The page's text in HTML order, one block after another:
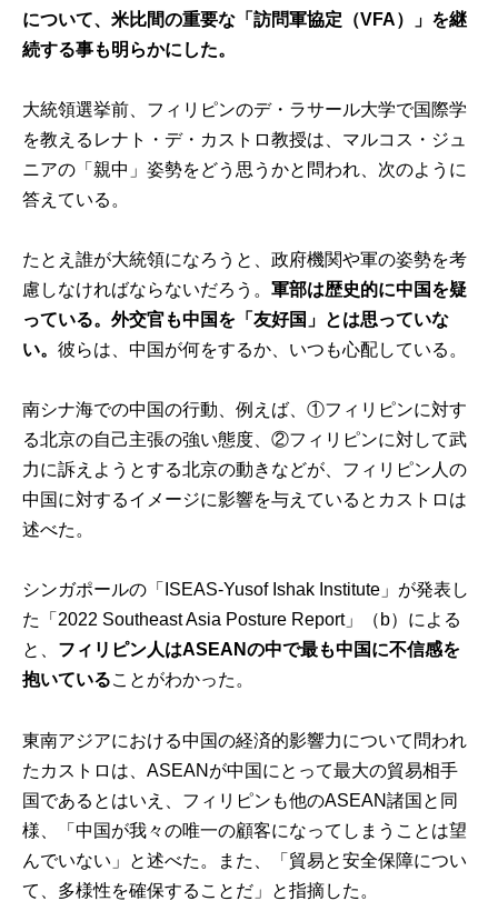
について、米比間の重要な「訪問軍協定（VFA）」を継
続する事も明らかにした。
大統領選挙前、フィリピンのデ・ラサール大学で国際学
を教えるレナト・デ・カストロ教授は、マルコス・ジュ
ニアの「親中」姿勢をどう思うかと問われ、次のように
答えている。
たとえ誰が大統領になろうと、政府機関や軍の姿勢を考
慮しなければならないだろう。軍部は歴史的に中国を疑
っている。外交官も中国を「友好国」とは思っていな
い。彼らは、中国が何をするか、いつも心配している。
南シナ海での中国の行動、例えば、①フィリピンに対す
る北京の自己主張の強い態度、②フィリピンに対して武
力に訴えようとする北京の動きなどが、フィリピン人の
中国に対するイメージに影響を与えているとカストロは
述べた。
シンガポールの「ISEAS-Yusof Ishak Institute」が発表し
た「2022 Southeast Asia Posture Report」（b）による
と、 フィリピン人はASEANの中で最も中国に不信感を
抱いていることがわかった。
東南アジアにおける中国の経済的影響力について問われ
たカストロは、ASEANが中国にとって最大の貿易相手
国であるとはいえ、フィリピンも他のASEAN諸国と同
様、「中国が我々の唯一の顧客になってしまうことは望
んでいない」と述べた。また、「貿易と安全保障につい
て、多様性を確保することだ」と指摘した。